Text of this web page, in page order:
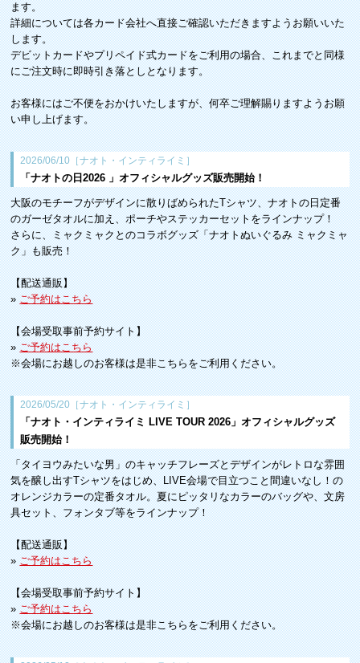
ます。
詳細については各カード会社へ直接ご確認いただきますようお願いいた
します。
デビットカードやプリペイド式カードをご利用の場合、これまでと同様
にご注文時に即時引き落としとなります。
お客様にはご不便をおかけいたしますが、何卒ご理解賜りますようお願
い申し上げます。
2026/06/10［ナオト・インティライミ］
「ナオトの日2026 」オフィシャルグッズ販売開始！
大阪のモチーフがデザインに散りばめられたTシャツ、ナオトの日定番
のガーゼタオルに加え、ポーチやステッカーセットをラインナップ！
さらに、ミャクミャクとのコラボグッズ「ナオトぬいぐるみ ミャクミャ
ク」も販売！
【配送通販】
»ご予約はこちら
【会場受取事前予約サイト】
»ご予約はこちら
※会場にお越しのお客様は是非こちらをご利用ください。
2026/05/20［ナオト・インティライミ］
「ナオト・インティライミ LIVE TOUR 2026」オフィシャルグッズ
販売開始！
「タイヨウみたいな男」のキャッチフレーズとデザインがレトロな雰囲
気を醸し出すTシャツをはじめ、LIVE会場で目立つこと間違いなし！の
オレンジカラーの定番タオル。夏にピッタリなカラーのバッグや、文房
具セット、フォンタブ等をラインナップ！
【配送通販】
»ご予約はこちら
【会場受取事前予約サイト】
»ご予約はこちら
※会場にお越しのお客様は是非こちらをご利用ください。